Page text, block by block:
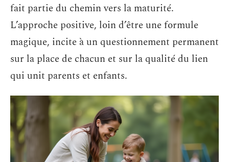
fait partie du chemin vers la maturité.
L’approche positive, loin d’être une formule
magique, incite à un questionnement permanent
sur la place de chacun et sur la qualité du lien
qui unit parents et enfants.